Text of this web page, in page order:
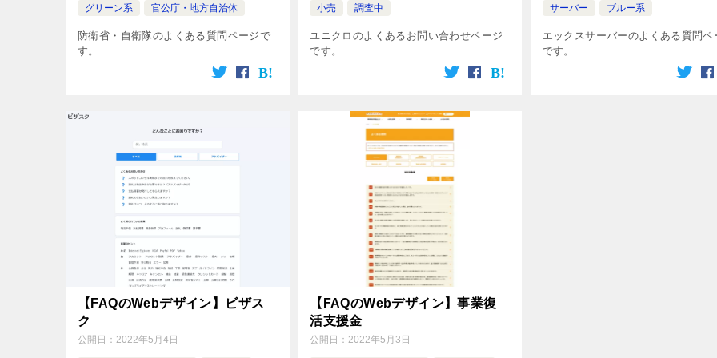
グリーン系 官公庁・地方自治体
防衛省・自衛隊のよくある質問ページで
す。
小売 調査中
ユニクロのよくあるお問い合わせページ
です。
サーバー ブルー系
エックスサーバーのよくある質問ペ
です。
【FAQのWebデザイン】ビザス
ク
公開日： 2022年5月4日
【FAQのWebデザイン】事業復
活支援金
公開日：2022年5月3日